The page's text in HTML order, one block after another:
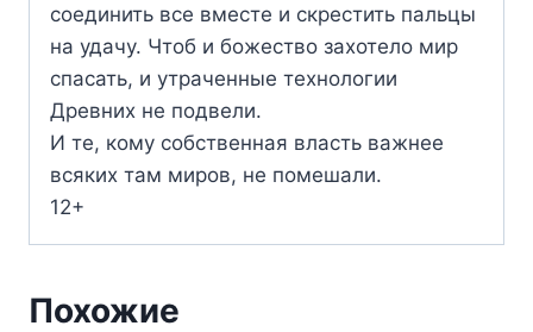
соединить все вместе и скрестить пальцы
на удачу. Чтоб и божество захотело мир
спасать, и утраченные технологии
Древних не подвели.
И те, кому собственная власть важнее
всяких там миров, не помешали.
12+
Похожие